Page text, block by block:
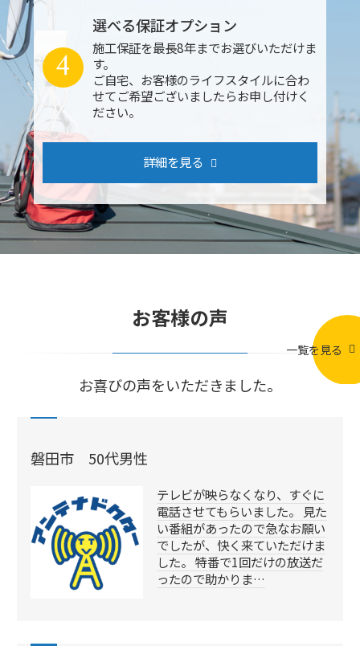
選べる保証オプション
施工保証を最長8年までお選びいただけま
す。
ご自宅、お客様のライフスタイルに合わ
せてご希望ございましたらお申し付けく
ださい。
4
詳細を見る
お客様の声
お喜びの声をいただきました。
一覧を見る
磐田市 50代男性
テレビが映らなくなり、すぐに
電話させてもらいました。 見た
い番組があったので急なお願い
でしたが、快く来ていただけま
した。 特番で1回だけの放送だ
ったので助かりま…